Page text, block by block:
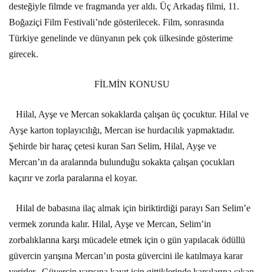
desteğiyle filmde ve fragmanda yer aldı. Üç Arkadaş filmi, 11.
Boğaziçi Film Festivali’nde gösterilecek. Film, sonrasında
Türkiye genelinde ve dünyanın pek çok ülkesinde gösterime
girecek.
FİLMİN KONUSU
Hilal, Ayşe ve Mercan sokaklarda çalışan üç çocuktur. Hilal ve
Ayşe karton toplayıcılığı, Mercan ise hurdacılık yapmaktadır.
Şehirde bir haraç çetesi kuran Sarı Selim, Hilal, Ayşe ve
Mercan’ın da aralarında bulunduğu sokakta çalışan çocukları
kaçırır ve zorla paralarına el koyar.
Hilal de babasına ilaç almak için biriktirdiği parayı Sarı Selim’e
vermek zorunda kalır. Hilal, Ayşe ve Mercan, Selim’in
zorbalıklarına karşı mücadele etmek için o gün yapılacak ödüllü
güvercin yarışına Mercan’ın posta güvercini ile katılmaya karar